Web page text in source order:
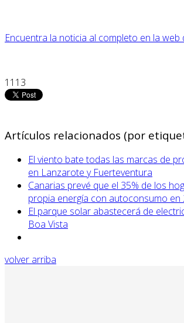
Encuentra la noticia al completo en la web
1113
Artículos relacionados (por
El viento bate todas las marcas de
en Lanzarote y Fuerteventura
Canarias prevé que el 35% de los
propia energía con autoconsumo en
El parque solar abastecerá de
Boa Vista
volver arriba